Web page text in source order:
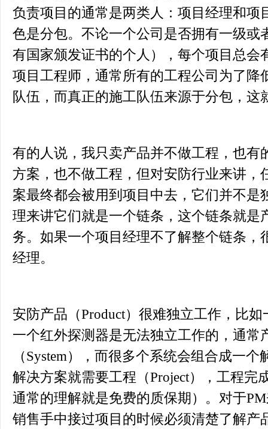
负责项目的通常是两类人：项目经理和项
色是分包。不论一个公司是否拥有一级或
有国家颁发证书的个人），每个项目总会
项目工程师，通常所有的工程公司为了降
队伍，而真正的施工队伍来源于分包，这
有的人说，我只卖产品并不做工程，也有
方案，也不做工程，但对安防行业来讲，
案最终都会被用到项目中去，它们并不是
理来讲它们就是一个链条，这个链条就是
务。如果一个项目经理不了解整个链条，
经理。
安防产品（Product）很难独立工作，比
一个红外探测器是无法独立工作的，通常
（System），而很多个系统会组合成一
解决方案就需要工程（Project），工程完
通常的理解就是免费的质保期）。对于
销售手中接过项目的时候必须清楚了解产